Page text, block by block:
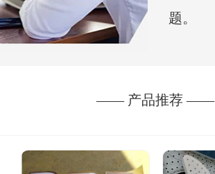
题。
—— 产品推荐 ——